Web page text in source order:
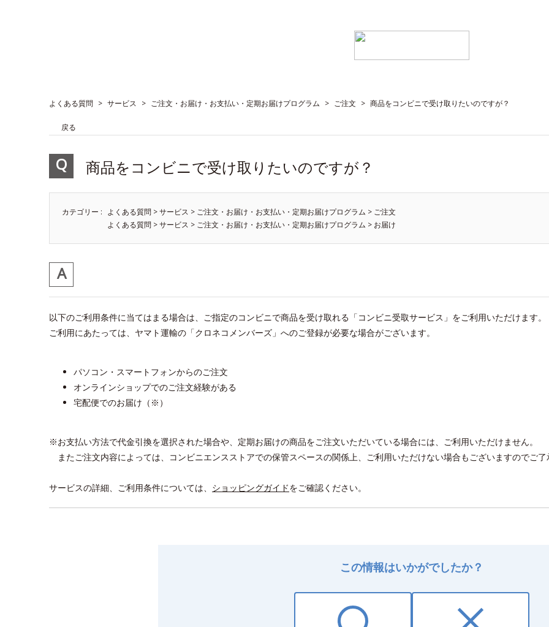
よくある質問 > サービス > ご注文・お届け・お支払い・定期お届けプログラム > ご注文 > 商品をコンビニで受け取りたいのですが？
戻る
商品をコンビニで受け取りたいのですが？
カテゴリー : よくある質問 >サービス > ご注文・お届け・お支払い・定期お届けプログラム > ご注文
よくある質問 >サービス > ご注文・お届け・お支払い・定期お届けプログラム > お届け
以下のご利用条件に当てはまる場合は、ご指定のコンビニで商品を受け取れる「コンビニ受取サービス」をご利用いただけます。
ご利用にあたっては、ヤマト運輸の「クロネコメンバーズ」へのご登録が必要な場合がございます。
パソコン・スマートフォンからのご注文
オンラインショップでのご注文経験がある
宅配便でのお届け（※）
※お支払い方法で代金引換を選択された場合や、定期お届けの商品をご注文いただいている場合には、ご利用いただけません。
またご注文内容によっては、コンビニエンスストアでの保管スペースの関係上、ご利用いただけない場合もございますのでご了
サービスの詳細、ご利用条件については、 ショッピングガイドをご確認ください。
この情報はいかがでしたか？